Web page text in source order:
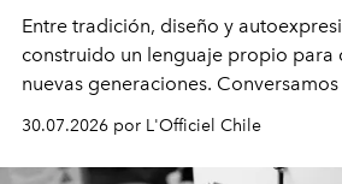
Entre tradición, diseño y
construido un lenguaje propio para
nuevas generaciones.
Dubray, la responsable de marketing
Latinoamérica, sobre identidad,
emocional que hoy define a la
30.07.2026 por L'Officiel Chile